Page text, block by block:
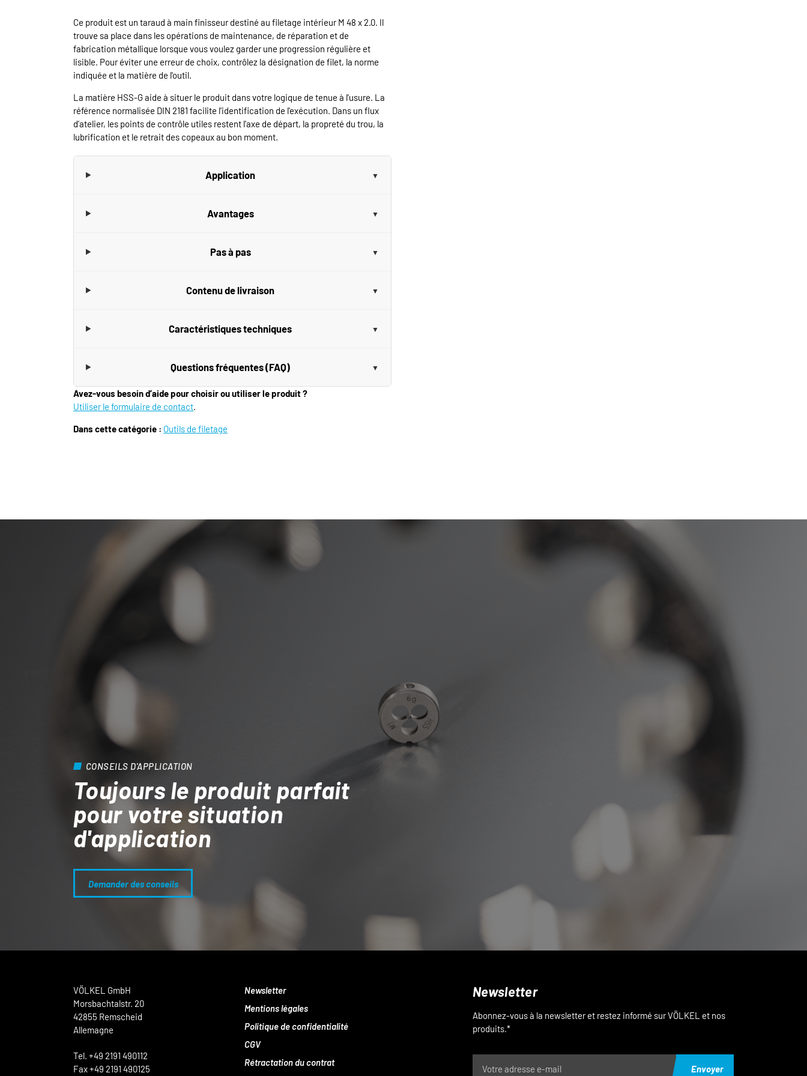
Ce produit est un taraud à main finisseur destiné au filetage intérieur M 48 x 2.0. Il
trouve sa place dans les opérations de maintenance, de réparation et de
fabrication métallique lorsque vous voulez garder une progression régulière et
lisible. Pour éviter une erreur de choix, contrôlez la désignation de filet, la norme
indiquée et la matière de l'outil.
La matière HSS-G aide à situer le produit dans votre logique de tenue à l'usure. La
référence normalisée DIN 2181 facilite l'identification de l'exécution. Dans un flux
d'atelier, les points de contrôle utiles restent l'axe de départ, la propreté du trou, la
lubrification et le retrait des copeaux au bon moment.
Application
Avantages
Pas à pas
Contenu de livraison
Caractéristiques techniques
Questions fréquentes (FAQ)
Avez-vous besoin d’aide pour choisir ou utiliser le produit ?
Utiliser le formulaire de contact.
Dans cette catégorie : Outils de filetage
CONSEILS D'APPLICATION
Toujours le produit parfait
pour votre situation
d'application
Demander des conseils
VÖLKEL GmbH
Morsbachtalstr. 20
42855 Remscheid
Allemagne
Tel. +49 2191 490112
Fax +49 2191 490125
Newsletter
Mentions légales
Politique de confidentialité
CGV
Rétractation du contrat
Newsletter
Abonnez-vous à la newsletter et restez informé sur VÖLKEL et nos
produits.*
Envoyer